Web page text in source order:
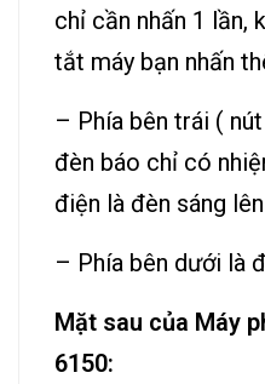
chỉ cần nhấn 1 lần,
tắt máy bạn nhấn
– Phía bên trái (
đèn báo chỉ có
điện là đèn sáng lên
– Phía bên dưới là
Mặt sau của Máy
6150: